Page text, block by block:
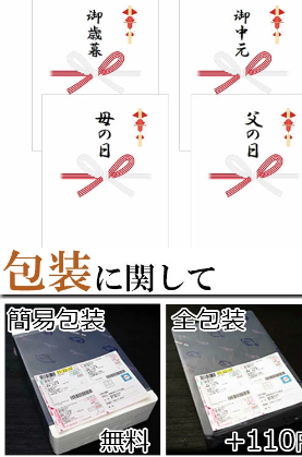
美味しいのは当然のことなのかも知れ
自信があるからオススメします。